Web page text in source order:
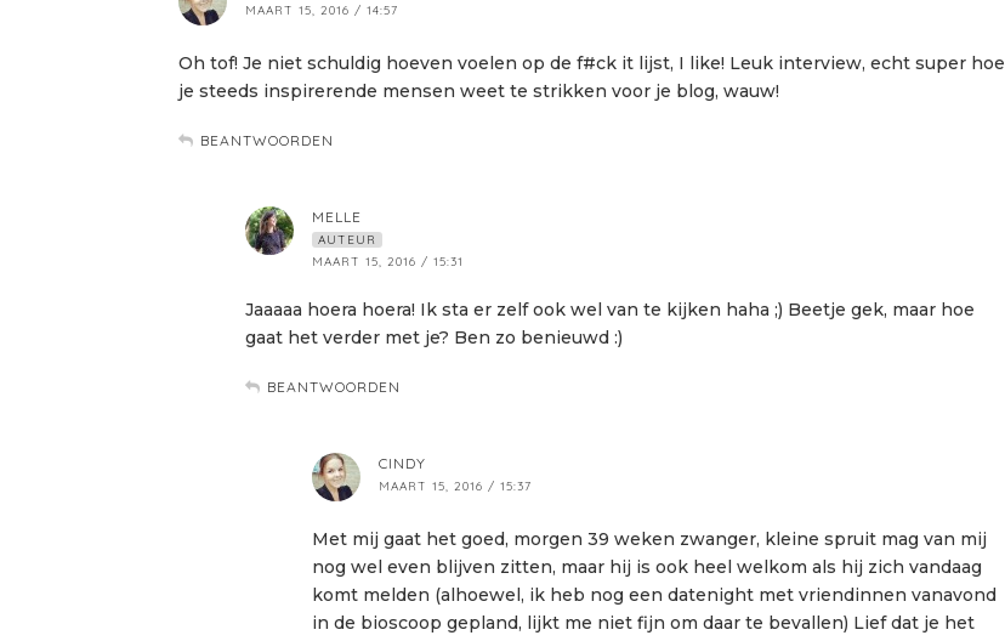
MAART 15, 2016 / 14:57
Oh tof! Je niet schuldig hoeven voelen op de f#ck it lijst, I like! Leuk interview, echt super hoe
je steeds inspirerende mensen weet te strikken voor je blog, wauw!
BEANTWOORDEN
MELLE
AUTEUR
MAART 15, 2016 / 15:31
Jaaaaa hoera hoera! Ik sta er zelf ook wel van te kijken haha ;) Beetje gek, maar hoe
gaat het verder met je? Ben zo benieuwd :)
BEANTWOORDEN
CINDY
MAART 15, 2016 / 15:37
Met mij gaat het goed, morgen 39 weken zwanger, kleine spruit mag van mij
nog wel even blijven zitten, maar hij is ook heel welkom als hij zich vandaag
komt melden (alhoewel, ik heb nog een datenight met vriendinnen vanavond
in de bioscoop gepland, lijkt me niet fijn om daar te bevallen) Lief dat je het